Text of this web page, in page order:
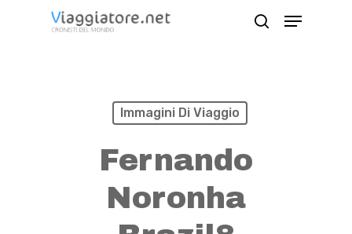
Menu
Immagini Di Viaggio
Fernando
Noronha